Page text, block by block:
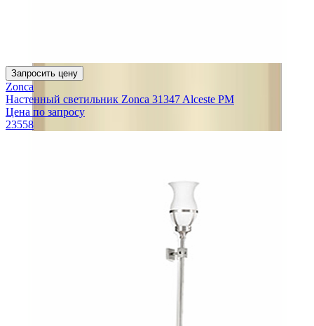
Запросить цену
Zonca
Настенный светильник Zonca 31347 Alceste PM
Цена по запросу
23558